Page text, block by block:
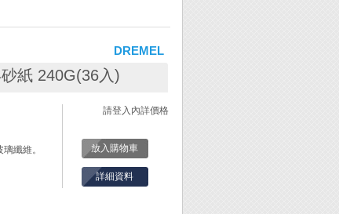
DREMEL
紙 240G(36入)
纖維。
請登入內詳價格
放入購物車
詳細資料